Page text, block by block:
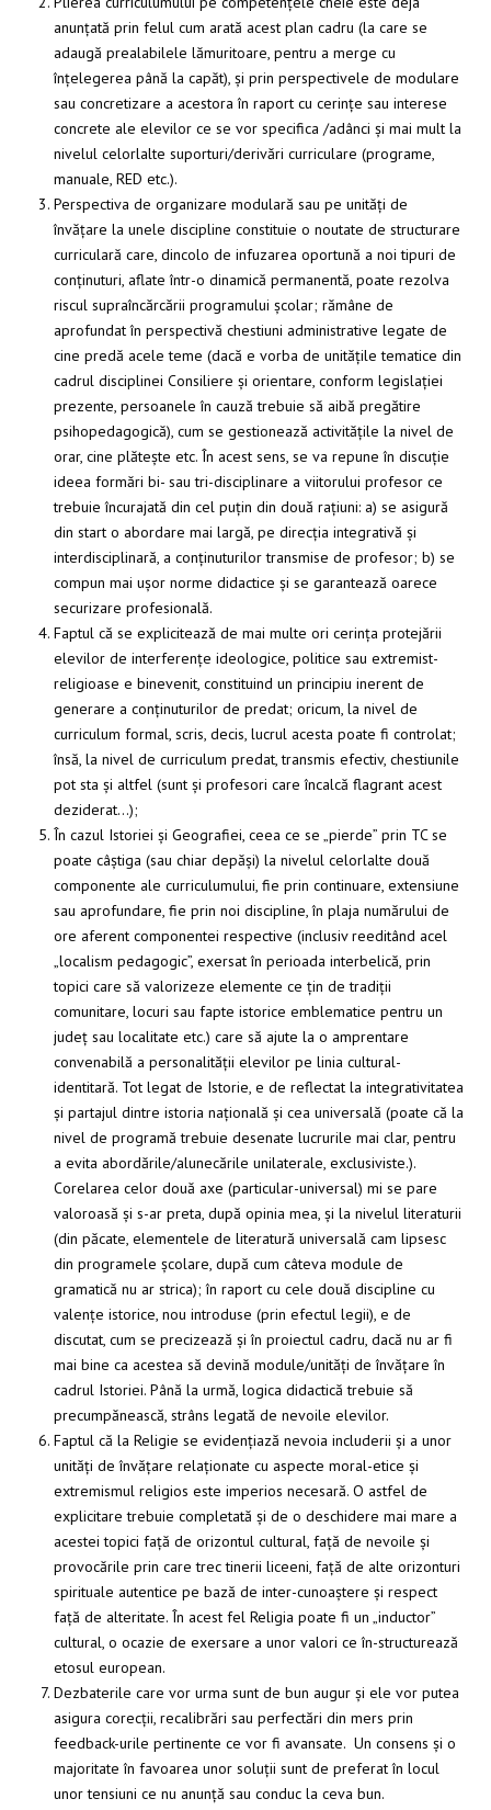
anunțată prin felul cum arată acest plan cadru (la care se
adaugă prealabilele lămuritoare, pentru a merge cu
înțelegerea până la capăt), și prin perspectivele de modulare
sau concretizare a acestora în raport cu cerințe sau interese
concrete ale elevilor ce se vor specifica /adânci și mai mult la
nivelul celorlalte suporturi/derivări curriculare (programe,
manuale, RED etc.).
Perspectiva de organizare modulară sau pe unități de
învățare la unele discipline constituie o noutate de structurare
curriculară care, dincolo de infuzarea oportună a noi tipuri de
conținuturi, aflate într-o dinamică permanentă, poate rezolva
riscul supraîncărcării programului școlar; rămâne de
aprofundat în perspectivă chestiuni administrative legate de
cine predă acele teme (dacă e vorba de unitățile tematice din
cadrul disciplinei Consiliere și orientare, conform legislației
prezente, persoanele în cauză trebuie să aibă pregătire
psihopedagogică), cum se gestionează activitățile la nivel de
orar, cine plătește etc. În acest sens, se va repune în discuție
ideea formări bi- sau tri-disciplinare a viitorului profesor ce
trebuie încurajată din cel puțin din două rațiuni: a) se asigură
din start o abordare mai largă, pe direcția integrativă și
interdisciplinară, a conținuturilor transmise de profesor; b) se
compun mai ușor norme didactice și se garantează oarece
securizare profesională.
Faptul că se explicitează de mai multe ori cerința protejării
elevilor de interferențe ideologice, politice sau extremist-
religioase e binevenit, constituind un principiu inerent de
generare a conținuturilor de predat; oricum, la nivel de
curriculum formal, scris, decis, lucrul acesta poate fi controlat;
însă, la nivel de curriculum predat, transmis efectiv, chestiunile
pot sta și altfel (sunt și profesori care încalcă flagrant acest
deziderat…);
În cazul Istoriei și Geografiei, ceea ce se „pierde” prin TC se
poate câștiga (sau chiar depăși) la nivelul celorlalte două
componente ale curriculumului, fie prin continuare, extensiune
sau aprofundare, fie prin noi discipline, în plaja numărului de
ore aferent componentei respective (inclusiv reeditând acel
„localism pedagogic”, exersat în perioada interbelică, prin
topici care să valorizeze elemente ce țin de tradiții
comunitare, locuri sau fapte istorice emblematice pentru un
județ sau localitate etc.) care să ajute la o amprentare
convenabilă a personalității elevilor pe linia cultural-
identitară. Tot legat de Istorie, e de reflectat la integrativitatea
și partajul dintre istoria națională și cea universală (poate că la
nivel de programă trebuie desenate lucrurile mai clar, pentru
a evita abordările/alunecările unilaterale, exclusiviste.).
Corelarea celor două axe (particular-universal) mi se pare
valoroasă și s-ar preta, după opinia mea, și la nivelul literaturii
(din păcate, elementele de literatură universală cam lipsesc
din programele școlare, după cum câteva module de
gramatică nu ar strica); în raport cu cele două discipline cu
valențe istorice, nou introduse (prin efectul legii), e de
discutat, cum se precizează și în proiectul cadru, dacă nu ar fi
mai bine ca acestea să devină module/unități de învățare în
cadrul Istoriei. Până la urmă, logica didactică trebuie să
precumpănească, strâns legată de nevoile elevilor.
Faptul că la Religie se evidențiază nevoia includerii și a unor
unități de învățare relaționate cu aspecte moral-etice și
extremismul religios este imperios necesară. O astfel de
explicitare trebuie completată și de o deschidere mai mare a
acestei topici față de orizontul cultural, față de nevoile și
provocările prin care trec tinerii liceeni, față de alte orizonturi
spirituale autentice pe bază de inter-cunoaștere și respect
față de alteritate. În acest fel Religia poate fi un „inductor”
cultural, o ocazie de exersare a unor valori ce în-structurează
etosul european.
Dezbaterile care vor urma sunt de bun augur și ele vor putea
asigura corecții, recalibrări sau perfectări din mers prin
feedback-urile pertinente ce vor fi avansate. Un consens și o
majoritate în favoarea unor soluții sunt de preferat în locul
unor tensiuni ce nu anunță sau conduc la ceva bun.